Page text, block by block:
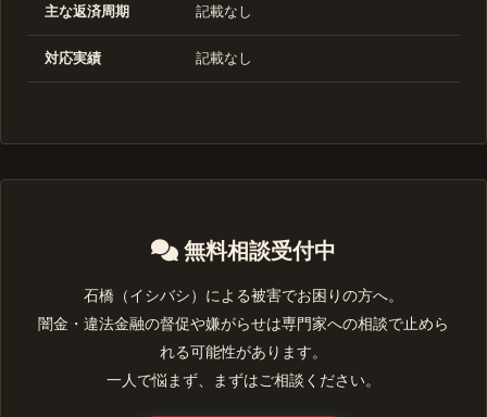
主な返済周期 記載なし
対応実績 記載なし
無料相談受付中
石橋（イシバシ）による被害でお困りの方へ。
闇金・違法金融の督促や嫌がらせは専門家への相談で止めら
れる可能性があります。
一人で悩まず、まずはご相談ください。